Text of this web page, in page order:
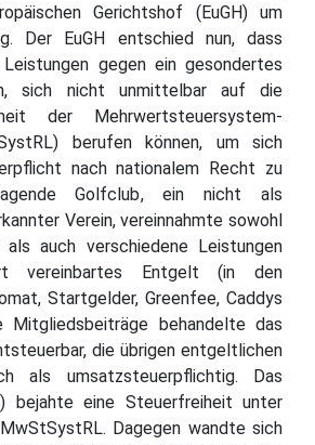
Gerichtshof (EuGH) um
Der EuGH entschied nun, dass
gegen ein gesondertes
sich nicht unmittelbar auf die
der Mehrwertsteuersystem-
berufen können, um sich
nach nationalem Recht zu
Golfclub, ein nicht als
Verein, vereinnahmte sowohl
als auch verschiedene Leistungen
vereinbartes Entgelt (in den
Startgelder, Greenfee, Caddys
Mitgliedsbeiträge behandelte das
die übrigen entgeltlichen
als umsatzsteuerpflichtig. Das
bejahte eine Steuerfreiheit unter
Dagegen wandte sich